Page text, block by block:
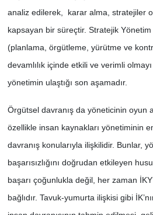
analiz edilerek, karar alma, stratejiler
kapsayan bir süreçtir. Stratejik
(planlama, örgütleme, yürütme ve
devamlılık içinde etkili ve verimli
yönetimin ulaştığı son aşamadır.
Örgütsel davranış da yöneticinin oyun
özellikle insan kaynakları yönetiminin
davranış konularıyla ilişkilidir. Bunlar,
başarısızlığını doğrudan etkileyen
başarı çoğunlukla değil, her zaman
bağlıdır. Tavuk-yumurta ilişkisi gibi